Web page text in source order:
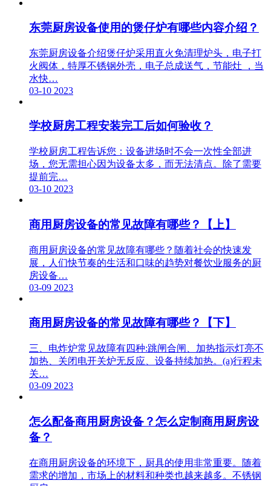
东莞厨房设备使用的煲仔炉有哪些内容介绍？
东莞厨房设备介绍煲仔炉采用直火免清理炉头，电子打
火阀体，特厚不锈钢外壳，电子总成送气，节能灶 ，当
水快…
03-10 2023
学校厨房工程安装完工后如何验收？
学校厨房工程告诉您：设备进场时不会一次性全部进
场，您无需担心因为设备太多，而无法清点。除了需要
提前完…
03-10 2023
商用厨房设备的常见故障有哪些？【上】
商用厨房设备的常见故障有哪些？随着社会的快速发
展，人们快节奏的生活和口味的趋势对餐饮业服务的厨
房设备…
03-09 2023
商用厨房设备的常见故障有哪些？【下】
三、电炸炉常见故障有四种:跳闸合闸、加热指示灯亮不
加热、关闭电开关炉无反应、设备持续加热。(a)行程未
关…
03-09 2023
怎么配备商用厨房设备？怎么定制商用厨房设
备？
在商用厨房设备的环境下，厨具的使用非常重要。随着
需求的增加，市场上的材料和种类也越来越多。不锈钢